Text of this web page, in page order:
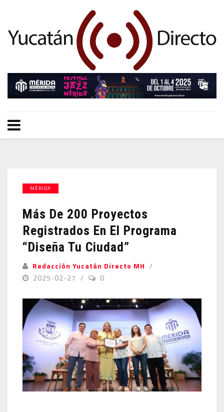
MÉRIDA
Más De 200 Proyectos
Registrados En El Programa
“Diseña Tu Ciudad”
Redacción Yucatán Directo MH
2025-02-27
0